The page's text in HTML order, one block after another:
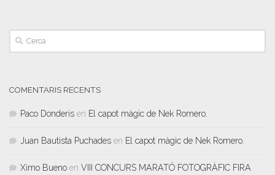
COMENTARIS RECENTS
Paco Donderis en El capot màgic de Nek Romero.
Juan Bautista Puchades en El capot màgic de Nek Romero.
Ximo Bueno en VIII CONCURS MARATÓ FOTOGRÀFIC FIRA